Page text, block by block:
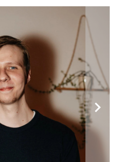
chevron_right